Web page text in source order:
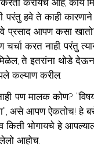
परंतु हवे ते काही
प्रसाद आपण कसा
करत नाही. परंतु
ते इतरांना थोडे
कल्याण करील.
पण मालक कोण?
असे आपण ऐकतोच! हे
भोगायचे हे
आहोच.